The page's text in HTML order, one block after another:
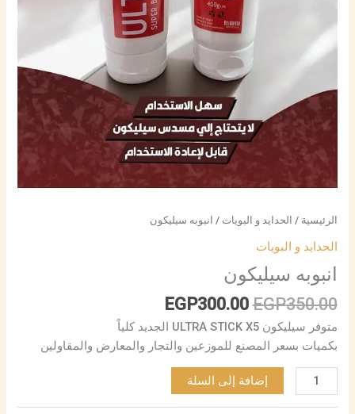
الرئيسية / الحدايد و البويات / انبوبه سيليكون
الحدايد و البويات
انبوبه سيليكون
EGP350.00
EGP300.00
متوفر سيليكون ULTRA STICK X5 الجديد كلياً
بكميات بسعر المصنع للموزعين والتجار والمعارض والمقاولين
إضافة إلى السلة